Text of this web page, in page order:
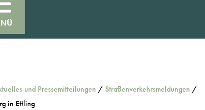
und Pressemitteilungen / Straßenverkehrsmeldungen /
in Ettling